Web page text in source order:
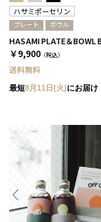
ハサミポーセリン
プレート ボウル
￥9,900 （税込）
送料無料
最短8月11日(火)にお届け